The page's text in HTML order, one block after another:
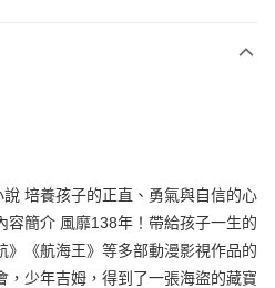
)免運費
培養孩子的正直、勇氣與自信的心
容簡介 風靡138年！帶給孩子一生的
》《航海王》等多部動漫影視作品的
，少年吉姆，得到了一張海盜的藏寶